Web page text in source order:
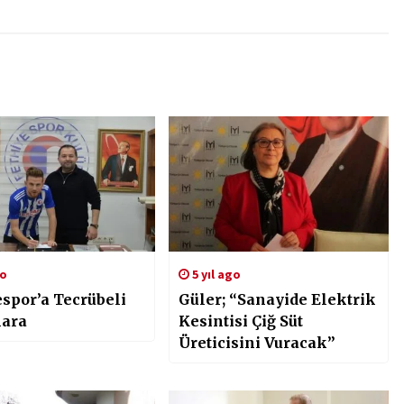
Tecrübeli
5 yıl ago
Güler; “Sanayide Elektrik
Kesintisi Çiğ Süt
Üreticisini Vuracak”